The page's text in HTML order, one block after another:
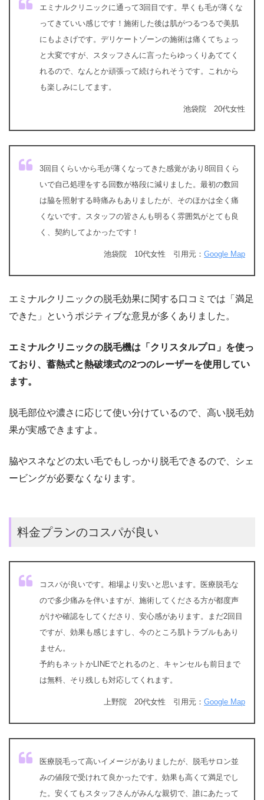
エミナルクリニックに通って3回目です。早くも毛が薄くな
ってきていい感じです！施術した後は肌がつるつるで美肌
にもよさげです。デリケートゾーンの施術は痛くてちょっ
と大変ですが、スタッフさんに言ったらゆっくりあててく
れるので、なんとか頑張って続けられそうです。これから
も楽しみにしてます。
池袋院 20代女性
3回目くらいから毛が薄くなってきた感覚があり8回目くら
いで自己処理をする回数が格段に減りました。最初の数回
は脇を照射する時痛みもありましたが、そのほかは全く痛
くないです。スタッフの皆さんも明るく雰囲気がとても良
く、契約してよかったです！
池袋院 10代女性 引用元： Google Map
エミナルクリニックの脱毛効果に関する口コミでは「満足
できた」というポジティブな意見が多くありました。
エミナルクリニックの脱毛機は「クリスタルプロ」を使っ
ており、蓄熱式と熱破壊式の2つのレーザーを使用してい
ます。
脱毛部位や濃さに応じて使い分けているので、高い脱毛効
果が実感できますよ。
脇やスネなどの太い毛でもしっかり脱毛できるので、シェ
ービングが必要なくなります。
料金プランのコスパが良い
コスパが良いです。相場より安いと思います。医療脱毛な
ので多少痛みを伴いますが、施術してくださる方が都度声
がけや確認をしてくださり、安心感があります。まだ2回目
ですが、効果も感じますし、今のところ肌トラブルもあり
ません。
予約もネットかLINEでとれるのと、キャンセルも前日まで
は無料、そり残しも対応してくれます。
上野院 20代女性 引用元： Google Map
医療脱毛って高いイメージがありましたが、脱毛サロン並
みの値段で受けれて良かったです。効果も高くて満足でし
た。安くてもスタッフさんがみんな親切で、誰にあたって